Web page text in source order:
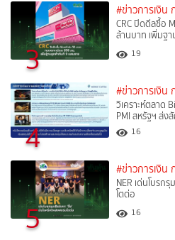
3
#ข่าวการเงิน
CRC ปิดดีลซื้อ
ล้านบาท เพิ่มฐ
19
4
#ข่าวการเงิน
วิเคราะห์ตลาด
PMI สหรัฐฯ ส่
16
5
#ข่าวการเงิน
NER เด่นโบรก
โตต่อ
16